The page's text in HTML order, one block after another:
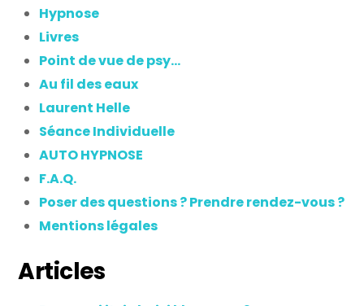
Hypnose
Livres
Point de vue de psy…
Au fil des eaux
Laurent Helle
Séance Individuelle
AUTO HYPNOSE
F.A.Q.
Poser des questions ? Prendre rendez-vous ?
Mentions légales
Articles